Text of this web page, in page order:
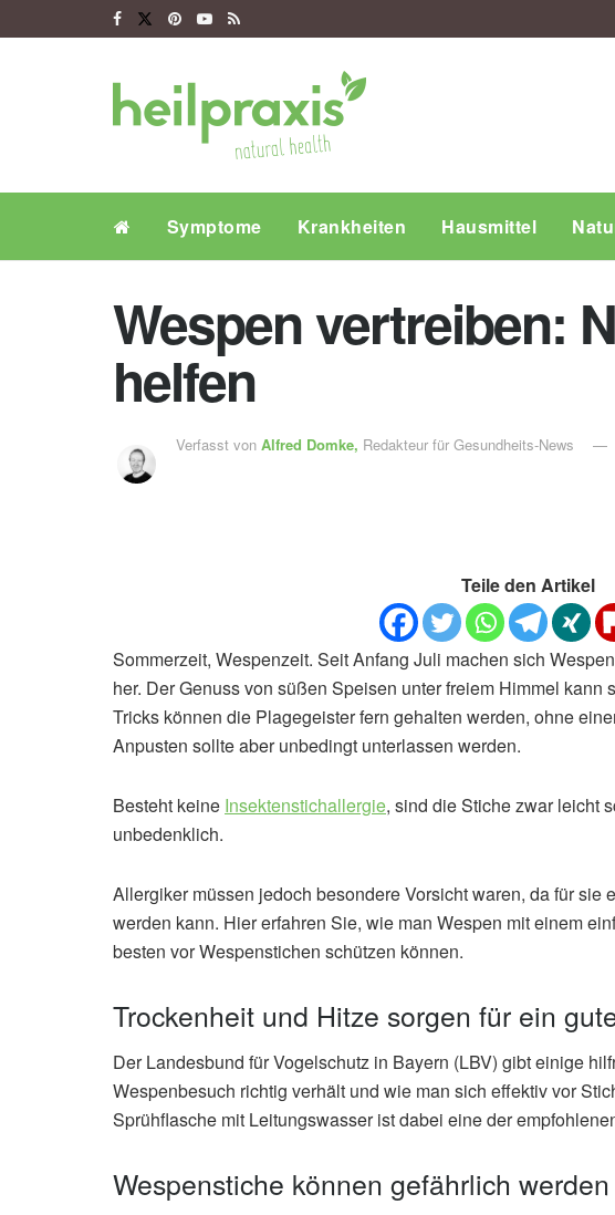
Symptome Krankheiten Hausmittel
Wespen vertreiben:
helfen
Verfasst von Alfred Domke, Redakteur für Gesundheits-News
Teile den Artikel
Sommerzeit, Wespenzeit. Seit Anfang Juli machen sich
her. Der Genuss von süßen Speisen unter freiem Himmel
Tricks können die Plagegeister fern gehalten werden, ohne
Anpusten sollte aber unbedingt unterlassen werden.
Besteht keine Insektenstichallergie, sind die Stiche zwar leicht
unbedenklich.
Allergiker müssen jedoch besondere Vorsicht waren, da für sie
werden kann. Hier erfahren Sie, wie man Wespen mit einem
besten vor Wespenstichen schützen können.
Trockenheit und Hitze sorgen für ein
Der Landesbund für Vogelschutz in Bayern (LBV) gibt einige
Wespenbesuch richtig verhält und wie man sich effektiv vor
Sprühflasche mit Leitungswasser ist dabei eine der
Wespenstiche können gefährlich werden